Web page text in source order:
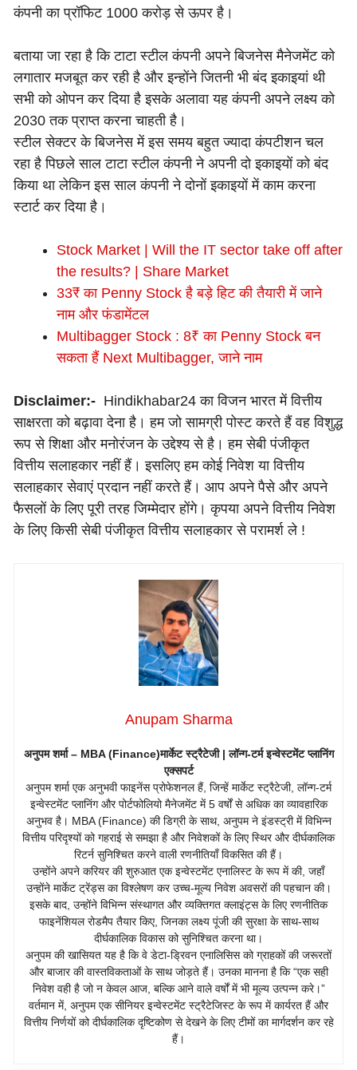
कंपनी का प्रॉफिट 1000 करोड़ से ऊपर है।
बताया जा रहा है कि टाटा स्टील कंपनी अपने बिजनेस मैनेजमेंट को
लगातार मजबूत कर रही है और इन्होंने जितनी भी बंद इकाइयां थी
सभी को ओपन कर दिया है इसके अलावा यह कंपनी अपने लक्ष्य को
2030 तक प्राप्त करना चाहती है।
स्टील सेक्टर के बिजनेस में इस समय बहुत ज्यादा कंपटीशन चल
रहा है पिछले साल टाटा स्टील कंपनी ने अपनी दो इकाइयों को बंद
किया था लेकिन इस साल कंपनी ने दोनों इकाइयों में काम करना
स्टार्ट कर दिया है।
Stock Market | Will the IT sector take off after
the results? | Share Market
33₹ का Penny Stock है बड़े हिट की तैयारी में जाने
नाम और फंडामेंटल
Multibagger Stock : 8₹ का Penny Stock बन
सकता हैं Next Multibagger, जाने नाम
Disclaimer:- Hindikhabar24 का विजन भारत में वित्तीय
साक्षरता को बढ़ावा देना है। हम जो सामग्री पोस्ट करते हैं वह विशुद्ध
रूप से शिक्षा और मनोरंजन के उद्देश्य से है। हम सेबी पंजीकृत
वित्तीय सलाहकार नहीं हैं। इसलिए हम कोई निवेश या वित्तीय
सलाहकार सेवाएं प्रदान नहीं करते हैं। आप अपने पैसे और अपने
फैसलों के लिए पूरी तरह जिम्मेदार होंगे। कृपया अपने वित्तीय निवेश
के लिए किसी सेबी पंजीकृत वित्तीय सलाहकार से परामर्श ले !
Anupam Sharma
अनुपम शर्मा – MBA (Finance)मार्केट स्ट्रैटेजी | लॉन्ग-टर्म इन्वेस्टमेंट प्लानिंग
एक्सपर्ट
अनुपम शर्मा एक अनुभवी फाइनेंस प्रोफेशनल हैं, जिन्हें मार्केट स्ट्रैटेजी, लॉन्ग-टर्म
इन्वेस्टमेंट प्लानिंग और पोर्टफोलियो मैनेजमेंट में 5 वर्षों से अधिक का व्यावहारिक
अनुभव है। MBA (Finance) की डिग्री के साथ, अनुपम ने इंडस्ट्री में विभिन्न
वित्तीय परिदृश्यों को गहराई से समझा है और निवेशकों के लिए स्थिर और दीर्घकालिक
रिटर्न सुनिश्चित करने वाली रणनीतियाँ विकसित की हैं।
उन्होंने अपने करियर की शुरुआत एक इन्वेस्टमेंट एनालिस्ट के रूप में की, जहाँ
उन्होंने मार्केट ट्रेंड्स का विश्लेषण कर उच्च-मूल्य निवेश अवसरों की पहचान की।
इसके बाद, उन्होंने विभिन्न संस्थागत और व्यक्तिगत क्लाइंट्स के लिए रणनीतिक
फाइनेंशियल रोडमैप तैयार किए, जिनका लक्ष्य पूंजी की सुरक्षा के साथ-साथ
दीर्घकालिक विकास को सुनिश्चित करना था।
अनुपम की खासियत यह है कि वे डेटा-ड्रिवन एनालिसिस को ग्राहकों की जरूरतों
और बाजार की वास्तविकताओं के साथ जोड़ते हैं। उनका मानना है कि “एक सही
निवेश वही है जो न केवल आज, बल्कि आने वाले वर्षों में भी मूल्य उत्पन्न करे।”
वर्तमान में, अनुपम एक सीनियर इन्वेस्टमेंट स्ट्रैटेजिस्ट के रूप में कार्यरत हैं और
वित्तीय निर्णयों को दीर्घकालिक दृष्टिकोण से देखने के लिए टीमों का मार्गदर्शन कर रहे
हैं।